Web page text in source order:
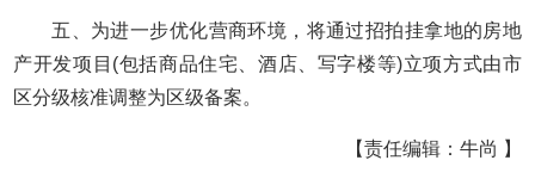
五、为进一步优化营商环境，将通过招拍挂拿地的房地
产开发项目(包括商品住宅、酒店、写字楼等)立项方式由市
区分级核准调整为区级备案。
【责任编辑：牛尚 】